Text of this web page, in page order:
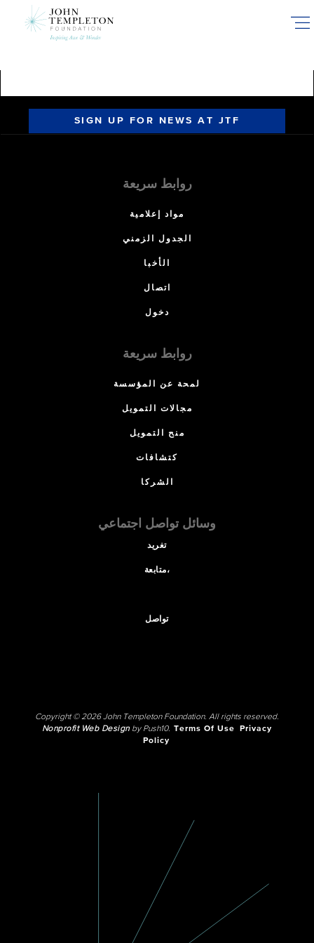
SIGN UP FOR NEWS AT JTF
روابط سريعة
مواد إعلامية
الجدول الزمني
الأخبا
اتصال
دخول
روابط سريعة
لمحة عن المؤسسة
مجالات التمويل
منح التمويل
كتشافات
الشركا
وسائل تواصل اجتماعي
تغريد
متابعة،
تواصل
Copyright © 2026 John Templeton Foundation. All rights reserved.
Nonprofit Web Designby Push10. Terms Of Use
Privacy
Policy